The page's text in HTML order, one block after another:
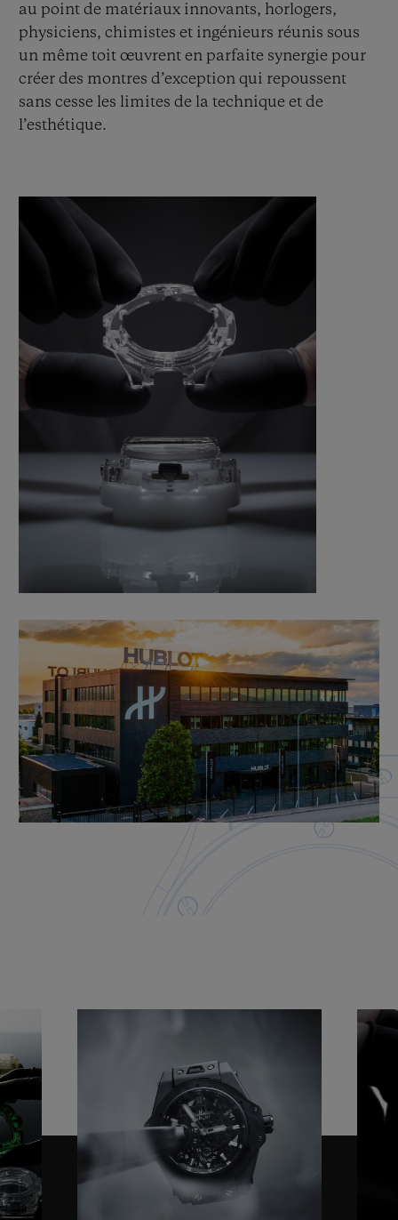
au point de matériaux innovants, horlogers,
physiciens, chimistes et ingénieurs réunis sous
un même toit œuvrent en parfaite synergie pour
créer des montres d’exception qui repoussent
sans cesse les limites de la technique et de
l’esthétique.